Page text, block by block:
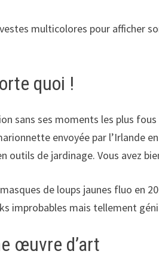
multicolores pour afficher
quoi !
sans ses moments les plus
envoyée par l’Irlande en
outils de jardinage. Vous avez
de loups jaunes fluo en
improbables mais tellement
œuvre d’art